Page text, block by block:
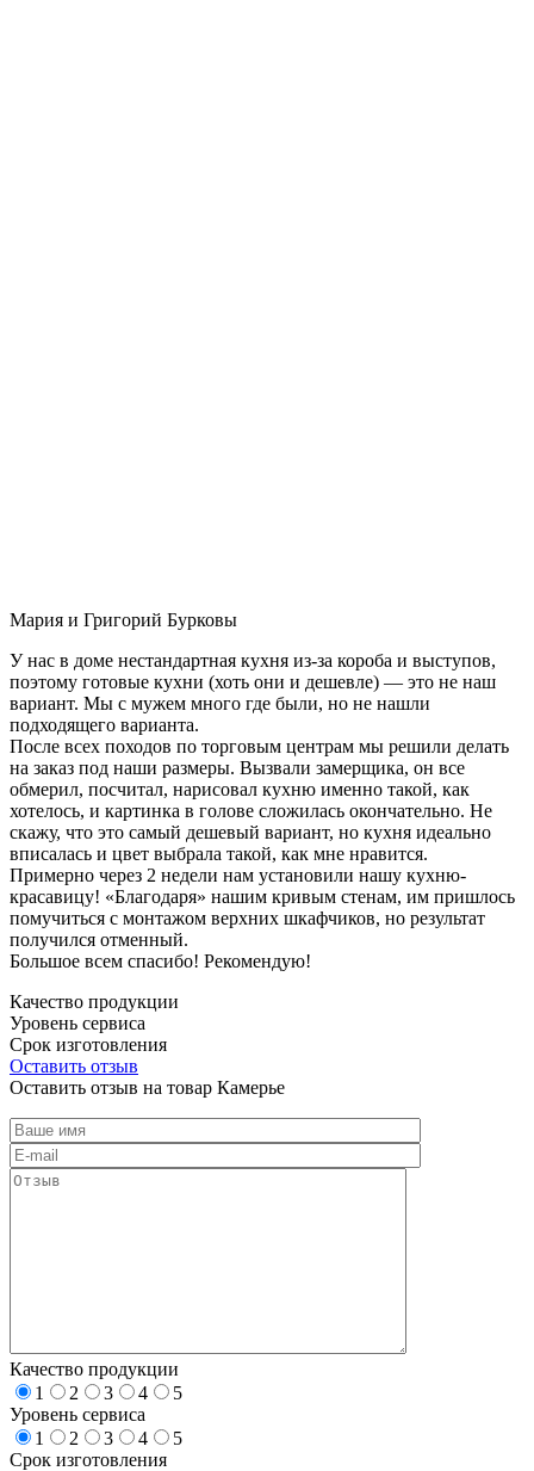
Мария и Григорий Бурковы
У нас в доме нестандартная кухня из-за короба и выступов,
поэтому готовые кухни (хоть они и дешевле) — это не наш
вариант. Мы с мужем много где были, но не нашли
подходящего варианта.
После всех походов по торговым центрам мы решили делать
на заказ под наши размеры. Вызвали замерщика, он все
обмерил, посчитал, нарисовал кухню именно такой, как
хотелось, и картинка в голове сложилась окончательно. Не
скажу, что это самый дешевый вариант, но кухня идеально
вписалась и цвет выбрала такой, как мне нравится.
Примерно через 2 недели нам установили нашу кухню-
красавицу! «Благодаря» нашим кривым стенам, им пришлось
помучиться с монтажом верхних шкафчиков, но результат
получился отменный.
Большое всем спасибо! Рекомендую!
Качество продукции
Уровень сервиса
Срок изготовления
Оставить отзыв
Оставить отзыв на товар Камерье
Качество продукции
1
2 3 4
5
Уровень сервиса
1
2 3 4
5
Срок изготовления